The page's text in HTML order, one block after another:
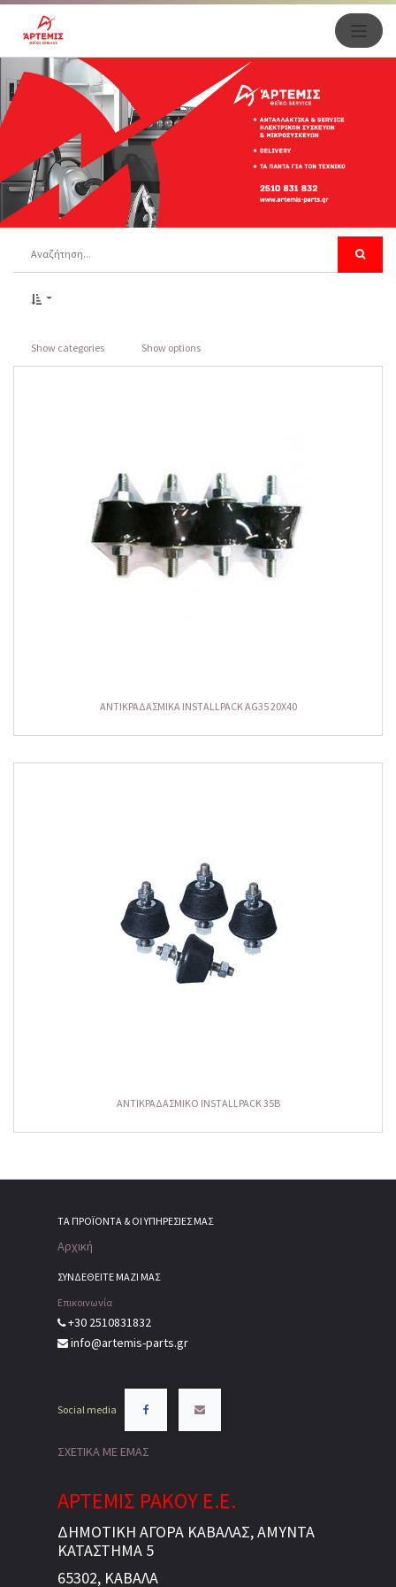
Show categories Show options
ΑΝΤΙΚΡΑΔΑΣΜΙΚΑ INSTALLPACK AG35 20X40
ΑΝΤΙΚΡΑΔΑΣΜΙΚΟ INSTALLPACK 35B
ΤΑ ΠΡΟΪΌΝΤΑ & ΟΙ ΥΠΗΡΕΣΊΕΣ ΜΑΣ
Αρχική
ΣΥΝΔΕΘΕΙΤΕ ΜΑΖΙ ΜΑΣ
Επικοινωνία
+30 2510831832
info@artemis-parts.gr
Social media
ΣΧΕΤΙΚΑ ΜΕ ΕΜΑΣ
ΑΡΤΕΜΙΣ ΡΑΚΟΥ Ε.Ε.
ΔΗΜΟΤΙΚΗ ΑΓΟΡΑ ΚΑΒΑΛΑΣ, ΑΜΥΝΤΑ
ΚΑΤΑΣΤΗΜΑ 5
65302, ΚΑΒΑΛΑ